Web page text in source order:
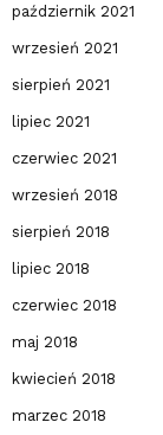
październik 2021
wrzesień 2021
sierpień 2021
lipiec 2021
czerwiec 2021
wrzesień 2018
sierpień 2018
lipiec 2018
czerwiec 2018
maj 2018
kwiecień 2018
marzec 2018